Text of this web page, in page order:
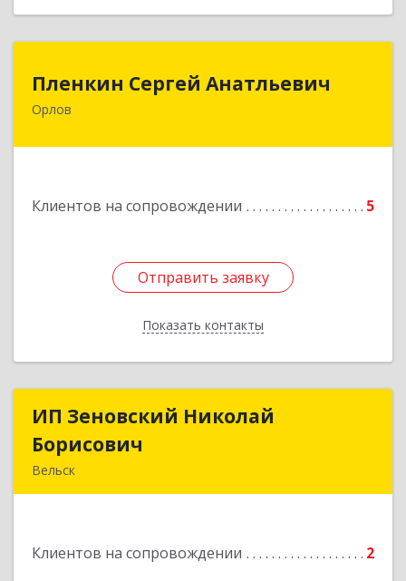
Пленкин Сергей Анатльевич
Орлов
Клиентов на сопровождении 5
Отправить заявку
Показать контакты
Пленкин Сергей Анатльевич
Отправить заявку
Назад
ИП Зеновский Николай
Борисович
Вельск
Клиентов на сопровождении 2
ИП Зеновский Николай
Подробнее